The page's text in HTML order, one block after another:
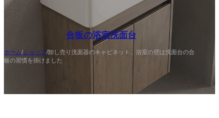
合板の浴室洗面台
ホーム/ショップ/卸し売り洗面器のキャビネット、浴室の壁は洗面台の合
板の習慣を掛けました